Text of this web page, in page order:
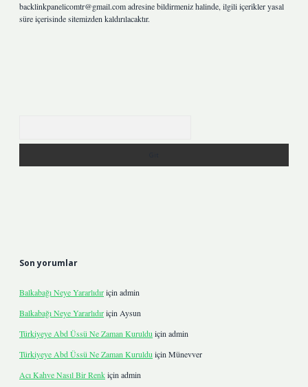
backlinkpanelicomtr@gmail.comadresine bildirmeniz halinde, ilgili içerikler yasal
süre içerisinde sitemizden kaldırılacaktır.
Son yorumlar
Balkabağı Neye Yararlıdıriçin admin
Balkabağı Neye Yararlıdıriçin Aysun
Türkiyeye Abd Üssü Ne Zaman Kuruldu için admin
Türkiyeye Abd Üssü Ne Zaman Kuruldu için Münevver
Acı Kahve Nasıl Bir Renkiçin admin